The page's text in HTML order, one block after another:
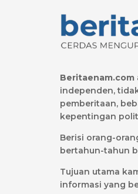
Beritaenam.com
independen,
pemberitaan,
kepentingan
Berisi orang-
bertahun-tahun
Tujuan utama
informasi yang